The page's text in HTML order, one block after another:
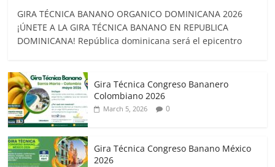
GIRA TÉCNICA BANANO ORGANICO DOMINICANA 2026
¡ÚNETE A LA GIRA TÉCNICA BANANO EN REPUBLICA
DOMINICANA! República dominicana será el epicentro
Gira Técnica Congreso Bananero
Colombiano 2026
March 5, 2026 0
Gira Técnica Congreso Banano México
2026